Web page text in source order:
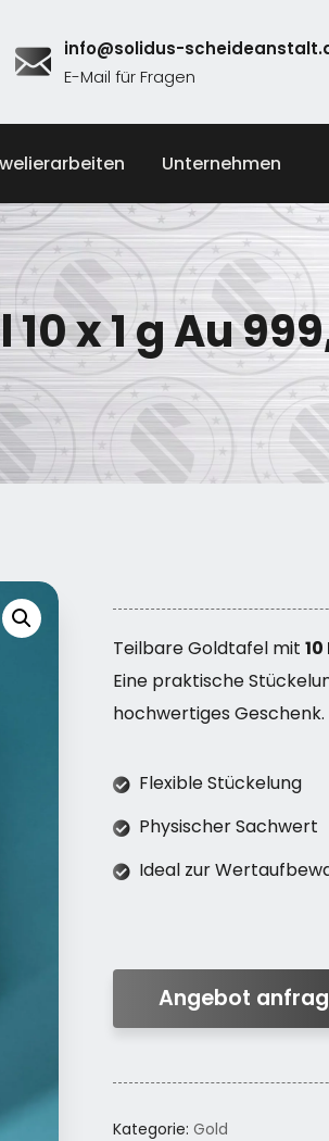
info@solidus-
E-Mail für Fragen
Unternehmen
x 1 g Au
Teilbare Goldtafel mit
Eine praktische
hochwertiges Geschenk.
Flexible Stückelung
Physischer Sachwert
Ideal zur
Angebot
Kategorie: Gold